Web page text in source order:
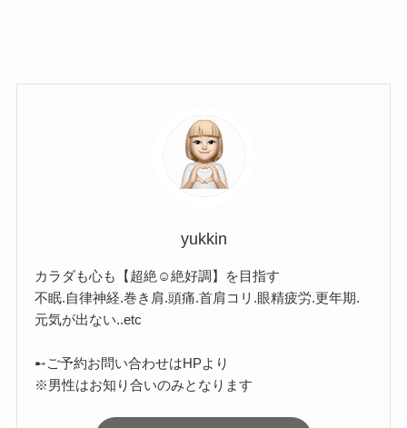
yukkin
カラダも心も【超絶☺︎絶好調】を目指す
不眠.自律神経.巻き肩.頭痛.首肩コリ.眼精疲労.更年期.
元気が出ない..etc
➸ご予約お問い合わせはHPより
※男性はお知り合いのみとなります